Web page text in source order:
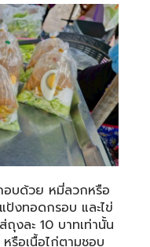
อบด้วย หมี่ลวกหรือ
งทอดกรอบ และไข่
งละ 10 บาทเท่านั้น
รือเนื้อไก่ตามชอบ